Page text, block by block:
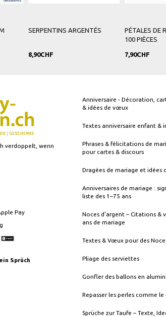
DE ROSE ARGENT
BOUGIES BOULE 6 CM
verdoppelt, wenn
Pay
Sprüch
Anniversaire - Décoration,
& idées de vœux
Textes anniversaire enfant &
Phrases & félicitations de
pour cartes & discours
Dragées de mariage et idées
Anniversaires de mariage :
liste des 1–75 ans
Noces d’argent – Citations &
ans de mariage
Textes & Vœux pour des
Pliage des serviettes
Gonfler des ballons en
Repasser les perles comme le
Sprüche zur Taufe – Texte,